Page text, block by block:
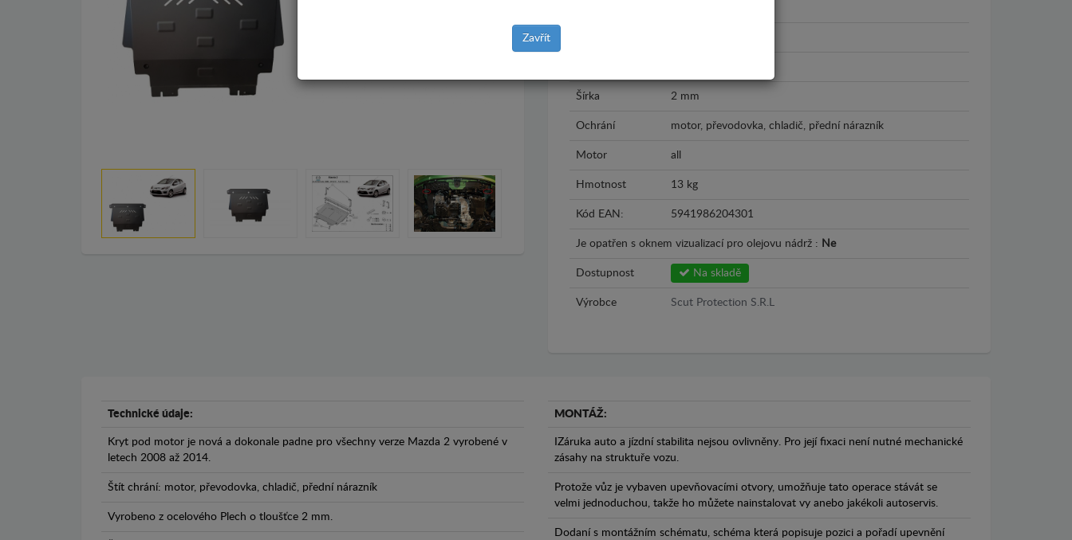
Šírka 2 mm
Ochrání motor, převodovka, chladič, přední nárazník
Motor all
Hmotnost 13 kg
Kód EAN: 5941986204301
Je opatřen s oknem vizualizací pro olejovu nádrž : Ne
Dostupnost Na skladě
Výrobce Scut Protection S.R.L
Technické údaje:
Kryt pod motor je nová a dokonale padne pro všechny verze Mazda 2 vyrobené v
letech 2008 až 2014.
Štít chrání: motor, převodovka, chladič, přední nárazník
Vyrobeno z ocelového Plech o tloušťce 2 mm.
MONTÁŽ:
IZáruka auto a jízdní stabilita nejsou ovlivněny. Pro její fixaci není nutné mechanické
zásahy na struktuře vozu.
Protože vůz je vybaven upevňovacími otvory, umožňuje tato operace stávát se
velmi jednoduchou, takže ho můžete nainstalovat vy anebo jakékoli autoservis.
Dodaní s montážním schématu, schéma která popisuje pozici a pořadí upevnění
Zavřít